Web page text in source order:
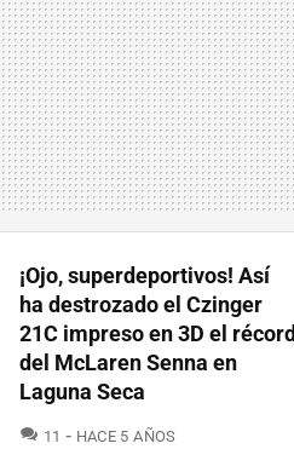
¡Ojo, superdeportivos! Así
ha destrozado el Czinger
21C impreso en 3D el récord
del McLaren Senna en
Laguna Seca
11 COMENTARIOS
HACE 5 AÑOS